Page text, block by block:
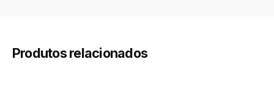
Produtos relacionados